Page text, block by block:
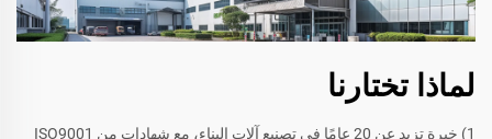
لماذا تختارنا
1) خبرة تزيد عن 20 عامًا في تصنيع آلات البناء، مع شهادات من ISO9001